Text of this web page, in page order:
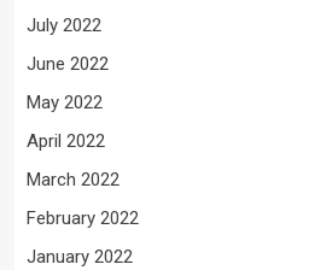
July 2022
June 2022
May 2022
April 2022
March 2022
February 2022
January 2022